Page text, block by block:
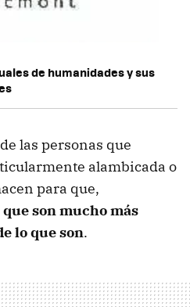
de humanidades y sus
las personas que
alambicada o
para que,
son mucho más
lo que son.